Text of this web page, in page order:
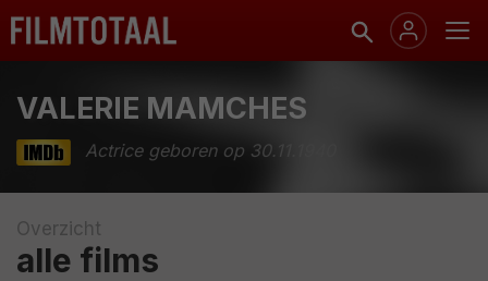
VALERIE MAMCHES
Actrice geboren op 30.11.1940
Overzicht
alle films